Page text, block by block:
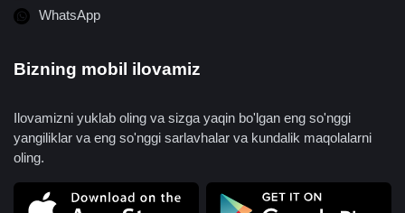
WhatsApp
Bizning mobil ilovamiz
Ilovamizni yuklab oling va sizga yaqin bo'lgan eng so'nggi
yangiliklar va eng so'nggi sarlavhalar va kundalik maqolalarni
oling.